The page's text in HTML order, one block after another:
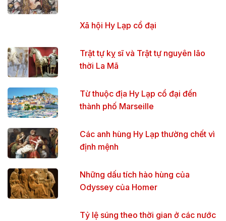
Xã hội Hy Lạp cổ đại
Trật tự kỵ sĩ và Trật tự nguyên lão
thời La Mã
Từ thuộc địa Hy Lạp cổ đại đến
thành phố Marseille
Các anh hùng Hy Lạp thường chết vì
định mệnh
Những dấu tích hào hùng của
Odyssey của Homer
Tỷ lệ súng theo thời gian ở các nước